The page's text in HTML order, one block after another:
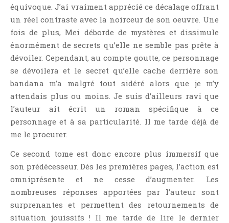
équivoque. J’ai vraiment apprécié ce décalage offrant
un réel contraste avec la noirceur de son oeuvre. Une
fois de plus, Mei déborde de mystères et dissimule
énormément de secrets qu’elle ne semble pas prête à
dévoiler. Cependant, au compte goutte, ce personnage
se dévoilera et le secret qu’elle cache derrière son
bandana m’a malgré tout sidéré alors que je m’y
attendais plus ou moins. Je suis d’ailleurs ravi que
l’auteur ait écrit un roman spécifique à ce
personnage et à sa particularité. Il me tarde déjà de
me le procurer.
Ce second tome est donc encore plus immersif que
son prédécesseur. Dès les premières pages, l’action est
omniprésente et ne cesse d’augmenter. Les
nombreuses réponses apportées par l’auteur sont
surprenantes et permettent des retournements de
situation jouissifs ! Il me tarde de lire le dernier